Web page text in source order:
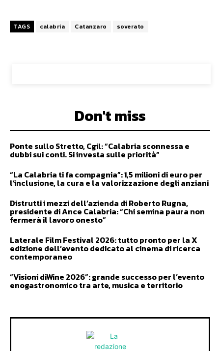
TAGS calabria Catanzaro soverato
Don't miss
Ponte sullo Stretto, Cgil: “Calabria sconnessa e
dubbi sui conti. Si investa sulle priorità”
“La Calabria ti fa compagnia”: 1,5 milioni di euro per
l’inclusione, la cura e la valorizzazione degli anziani
Distrutti i mezzi dell’azienda di Roberto Rugna,
presidente di Ance Calabria: “Chi semina paura non
fermerà il lavoro onesto”
Laterale Film Festival 2026: tutto pronto per la X
edizione dell’evento dedicato al cinema di ricerca
contemporaneo
“Visioni diWine 2026”: grande successo per l’evento
enogastronomico tra arte, musica e territorio